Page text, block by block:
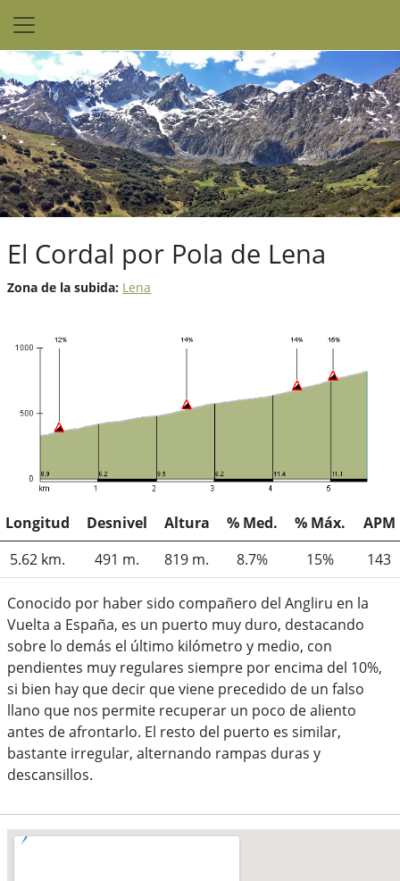
El Cordal por Pola de Lena
Zona de la subida: Lena
Longitud Desnivel Altura % Med. % Máx.
APM
5.62 km.
491 m. 819 m. 8.7% 15% 143
Conocido por haber sido compañero del Angliru en la
Vuelta a España, es un puerto muy duro, destacando
sobre lo demás el último kilómetro y medio, con
pendientes muy regulares siempre por encima del 10%,
si bien hay que decir que viene precedido de un falso
llano que nos permite recuperar un poco de aliento
antes de afrontarlo. El resto del puerto es similar,
bastante irregular, alternando rampas duras y
descansillos.